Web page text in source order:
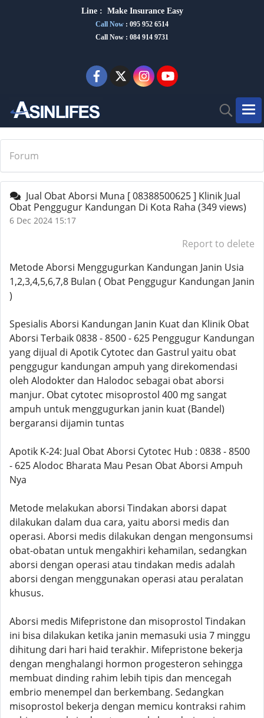
Line : Make Insurance Easy
Call Now : 095 952 6514
Call Now : 084 914 9731
Forum
Jual Obat Aborsi Muna [ 08388500625 ] Klinik Jual
Obat Penggugur Kandungan Di Kota Raha (349 views)
6 Dec 2024 15:17
Report to delete
Metode Aborsi Menggugurkan Kandungan Janin Usia
1,2,3,4,5,6,7,8 Bulan ( Obat Penggugur Kandungan Janin
)
Spesialis Aborsi Kandungan Janin Kuat dan Klinik Obat
Aborsi Terbaik 0838 - 8500 - 625 Penggugur Kandungan
yang dijual di Apotik Cytotec dan Gastrul yaitu obat
penggugur kandungan ampuh yang direkomendasi
oleh Alodokter dan Halodoc sebagai obat aborsi
manjur. Obat cytotec misoprostol 400 mg sangat
ampuh untuk menggugurkan janin kuat (Bandel)
bergaransi dijamin tuntas
Apotik K-24: Jual Obat Aborsi Cytotec Hub : 0838 - 8500
- 625 Alodoc Bharata Mau Pesan Obat Aborsi Ampuh
Nya
Metode melakukan aborsi Tindakan aborsi dapat
dilakukan dalam dua cara, yaitu aborsi medis dan
operasi. Aborsi medis dilakukan dengan mengonsumsi
obat-obatan untuk mengakhiri kehamilan, sedangkan
aborsi dengan operasi atau tindakan medis adalah
aborsi dengan menggunakan operasi atau peralatan
khusus.
Aborsi medis Mifepristone dan misoprostol Tindakan
ini bisa dilakukan ketika janin memasuki usia 7 minggu
dihitung dari hari haid terakhir. Mifepristone bekerja
dengan menghalangi hormon progesteron sehingga
membuat dinding rahim lebih tipis dan mencegah
embrio menempel dan berkembang. Sedangkan
misoprostol bekerja dengan memicu kontraksi rahim